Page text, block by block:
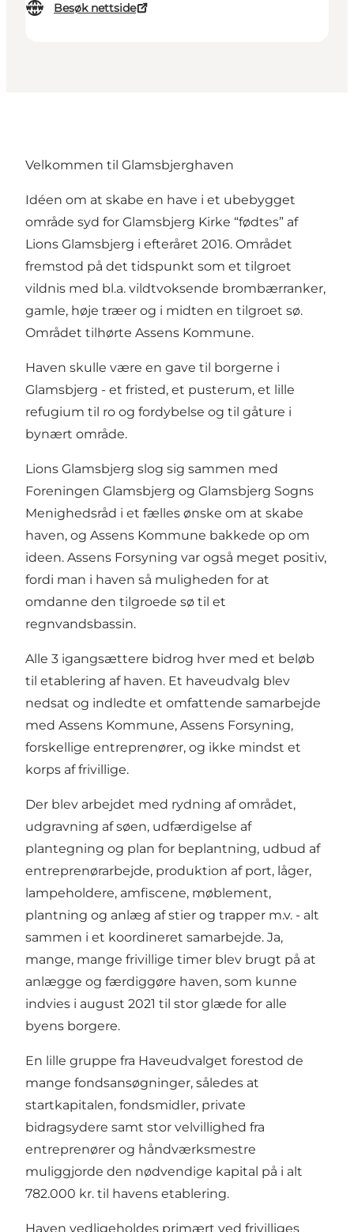
Besøk nettside
Velkommen til Glamsbjerghaven
Idéen om at skabe en have i et ubebygget
område syd for Glamsbjerg Kirke “fødtes” af
Lions Glamsbjerg i efteråret 2016. Området
fremstod på det tidspunkt som et tilgroet
vildnis med bl.a. vildtvoksende brombærranker,
gamle, høje træer og i midten en tilgroet sø.
Området tilhørte Assens Kommune.
Haven skulle være en gave til borgerne i
Glamsbjerg - et fristed, et pusterum, et lille
refugium til ro og fordybelse og til gåture i
bynært område.
Lions Glamsbjerg slog sig sammen med
Foreningen Glamsbjerg og Glamsbjerg Sogns
Menighedsråd i et fælles ønske om at skabe
haven, og Assens Kommune bakkede op om
ideen. Assens Forsyning var også meget positiv,
fordi man i haven så muligheden for at
omdanne den tilgroede sø til et
regnvandsbassin.
Alle 3 igangsættere bidrog hver med et beløb
til etablering af haven. Et haveudvalg blev
nedsat og indledte et omfattende samarbejde
med Assens Kommune, Assens Forsyning,
forskellige entreprenører, og ikke mindst et
korps af frivillige.
Der blev arbejdet med rydning af området,
udgravning af søen, udfærdigelse af
plantegning og plan for beplantning, udbud af
entreprenørarbejde, produktion af port, låger,
lampeholdere, amfiscene, møblement,
plantning og anlæg af stier og trapper m.v. - alt
sammen i et koordineret samarbejde. Ja,
mange, mange frivillige timer blev brugt på at
anlægge og færdiggøre haven, som kunne
indvies i august 2021 til stor glæde for alle
byens borgere.
En lille gruppe fra Haveudvalget forestod de
mange fondsansøgninger, således at
startkapitalen, fondsmidler, private
bidragsydere samt stor velvillighed fra
entreprenører og håndværksmestre
muliggjorde den nødvendige kapital på i alt
782.000 kr. til havens etablering.
Haven vedligeholdes primært ved frivilliges